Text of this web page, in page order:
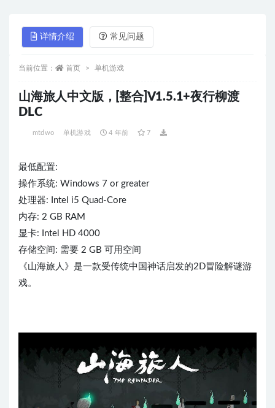
详情介绍 常见问题
当前位置： 首页 单机游戏
山海旅人中文版，[整合]V1.5.1+夜行柳渡
DLC
mtdwo 单机游戏 4 年前 7
最低配置:
操作系统: Windows 7 or greater
处理器: Intel i5 Quad-Core
内存: 2 GB RAM
显卡: Intel HD 4000
存储空间: 需要 2 GB 可用空间
《山海旅人》是一款受传统中国神话启发的2D冒险解谜游
戏。